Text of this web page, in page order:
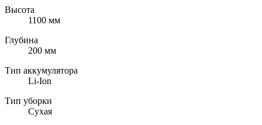
Высота
1100 мм
Глубина
200 мм
Тип аккумулятора
Li-Ion
Тип уборки
Сухая